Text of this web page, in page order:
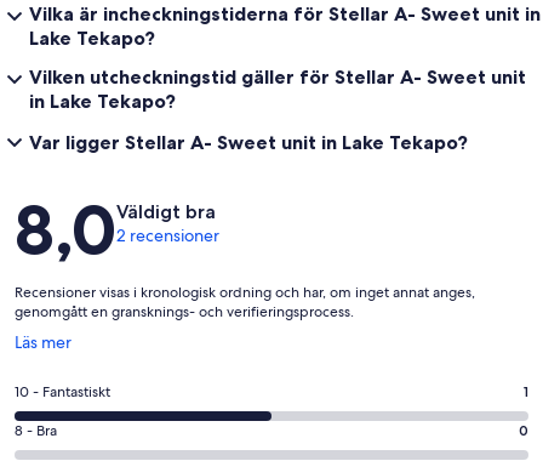
Vilka är incheckningstiderna för Stellar A- Sweet unit in
Lake Tekapo?
Vilken utcheckningstid gäller för Stellar A- Sweet unit
in Lake Tekapo?
Var ligger Stellar A- Sweet unit in Lake Tekapo?
Recensioner
8,0Väldigt bra
2 recensioner
Recensioner visas i kronologisk ordning och har, om inget annat anges,
genomgått en gransknings- och verifieringsprocess.
Läs mer
Öppnas
ett
nytt
fönster
10
-
Fantastiskt
10 - Fantastiskt 1
8
8 - Bra 0